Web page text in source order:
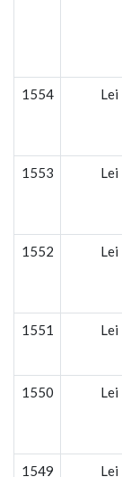
1554 Lei
1553 Lei
1552 Lei
1551 Lei
1550 Lei
1549 Lei